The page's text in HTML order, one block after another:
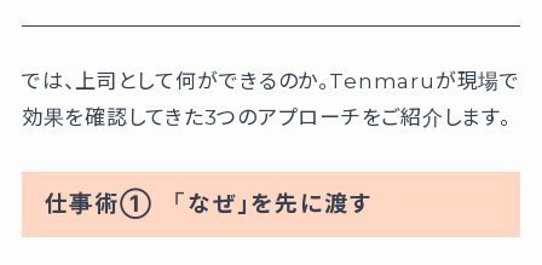
では、上司として何ができるのか。Tenmaruが現場で
効果を確認してきた3つのアプローチをご紹介します。
仕事術① 「なぜ」を先に渡す